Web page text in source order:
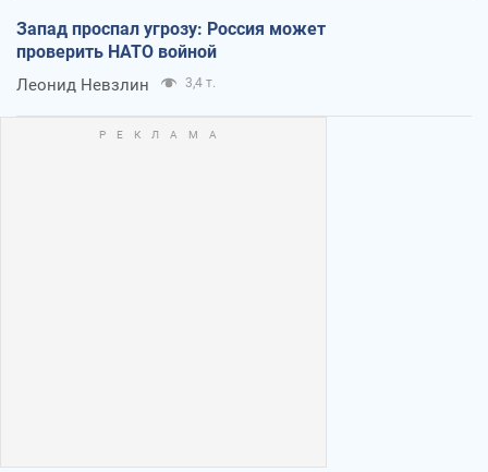
Запад проспал угрозу: Россия может
проверить НАТО войной
Леонид Невзлин 3,4 т.